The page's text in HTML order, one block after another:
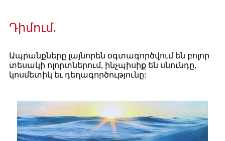
Դիմում.
Ապրանքները լայնորեն օգտագործվում են բոլոր
տեսակի ոլորտներում, ինչպիսիք են սնունդը,
կոսմետիկ եւ դեղագործությունը: